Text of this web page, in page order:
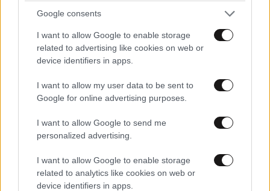
Google consents
I want to allow Google to enable storage
related to advertising like cookies on web or
device identifiers in apps.
I want to allow my user data to be sent to
Google for online advertising purposes.
I want to allow Google to send me
personalized advertising.
I want to allow Google to enable storage
related to analytics like cookies on web or
device identifiers in apps.
LIFESTYLE06·08·2026 16:11
Βλαδίμηρος Κυριακίδης: «Δεν πιστεύω στον
Θεό, είναι δημιούργημα του ανθρώπου»